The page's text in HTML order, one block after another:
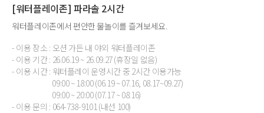
[워터플레이존] 파라솔 2시간
워터플레이존에서 편안한 물놀이를 즐겨보세요.
- 이용 장소 : 오션 가든 내 야외 워터플레이존
- 이용 기간 : 26.06.19 ~ 26.09.27 (휴장일 없음)
- 이용 시간 : 워터플레이 운영시간 중 2시간 이용가능
09:00 ~ 18:00 (06.19 ~ 07.16, 08.17~09.27)
09:00 ~ 20:00 (07.17 ~ 08.16)
- 이용 문의 : 064-738-9101 (내선 100)